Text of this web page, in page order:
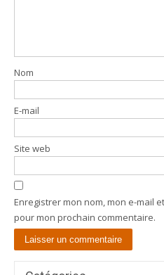
Nom
E-mail
Site web
Enregistrer mon nom, mon e-mail
pour mon prochain commentaire.